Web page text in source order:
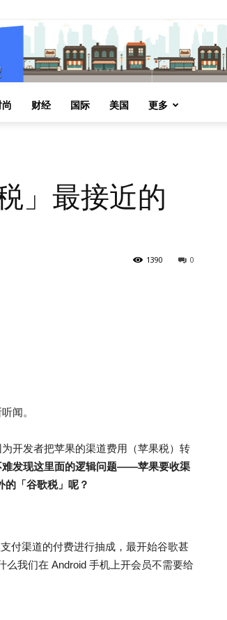
财经 国际 美国 更多
」最接近的
0
1390
闻。
开发者把苹果的渠道费用（苹果税）转
难发现这里面的逻辑问题——苹果要收渠
「谷歌税」呢？
付渠道的付费进行抽成，最开始谷歌甚
我们在 Android 手机上开会员不需要给